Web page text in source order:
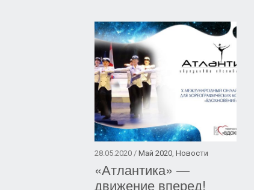
28.05.2020 / Май 2020 Новости
«Атлантика» —
движение вперед!